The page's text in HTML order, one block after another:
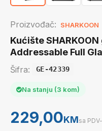
Proizvođač: SHARKOON
Kućište SHARKOON
Addressable Full
Šifra: GE-42339
Na stanju (3 kom)
229,00KMsa